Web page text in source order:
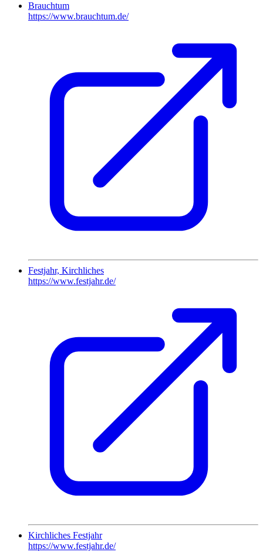
Brauchtum
https://www.brauchtum.de/
Festjahr, Kirchliches
https://www.festjahr.de/
Kirchliches Festjahr
https://www.festjahr.de/